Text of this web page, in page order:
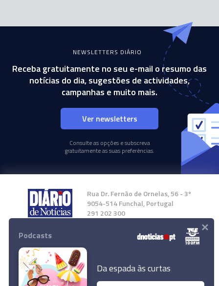
NEWSLETTERS DIÁRIO
Receba gratuitamente no seu e-mail o resumo das
notícias do dia, sugestões de actividades,
campanhas e muito mais.
Ver newsletters
Consulte as opções e subscreva
gratuitamente as suas preferências.
Rua Dr. Fernão de Ornelas, 56 - 3º
9054-514 Funchal, Portugal
291 202 300
Instale a nossa App
Podcasts
Da espada às curtas
×